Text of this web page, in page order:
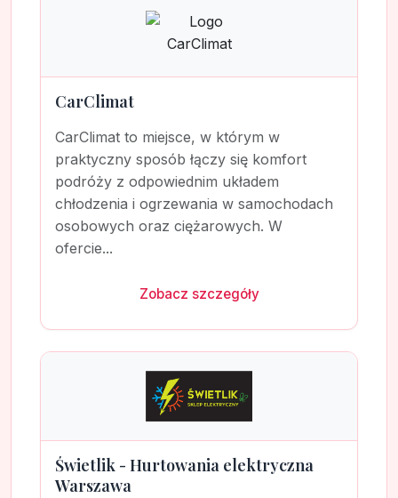
CarClimat
CarClimat to miejsce, w którym w
praktyczny sposób łączy się komfort
podróży z odpowiednim układem
chłodzenia i ogrzewania w samochodach
osobowych oraz ciężarowych. W
ofercie...
Zobacz szczegóły
Świetlik - Hurtowania elektryczna
Warszawa